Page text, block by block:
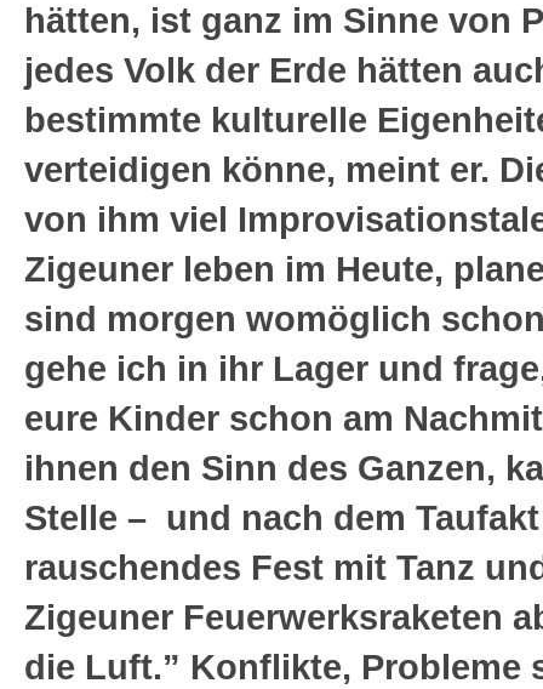
hätten, ist ganz im Sinne von
jedes Volk der Erde hätten
bestimmte kulturelle
verteidigen könne, meint er.
von ihm viel
Zigeuner leben im Heute,
sind morgen womöglich
gehe ich in ihr Lager und
eure Kinder schon am
ihnen den Sinn des Ganzen,
Stelle – und nach dem
rauschendes Fest mit Tanz
Zigeuner Feuerwerksraketen
die Luft.” Konflikte, Probleme